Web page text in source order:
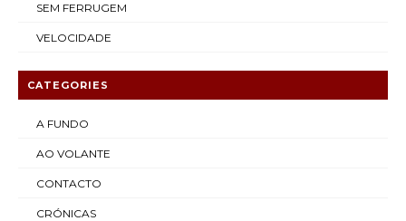
SEM FERRUGEM
VELOCIDADE
CATEGORIES
A FUNDO
AO VOLANTE
CONTACTO
CRÓNICAS